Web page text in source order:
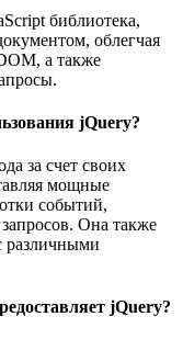
библиотека,
облегчая
а также
jQuery?
за счет своих
мощные
событий,
Она также
различными
jQuery?